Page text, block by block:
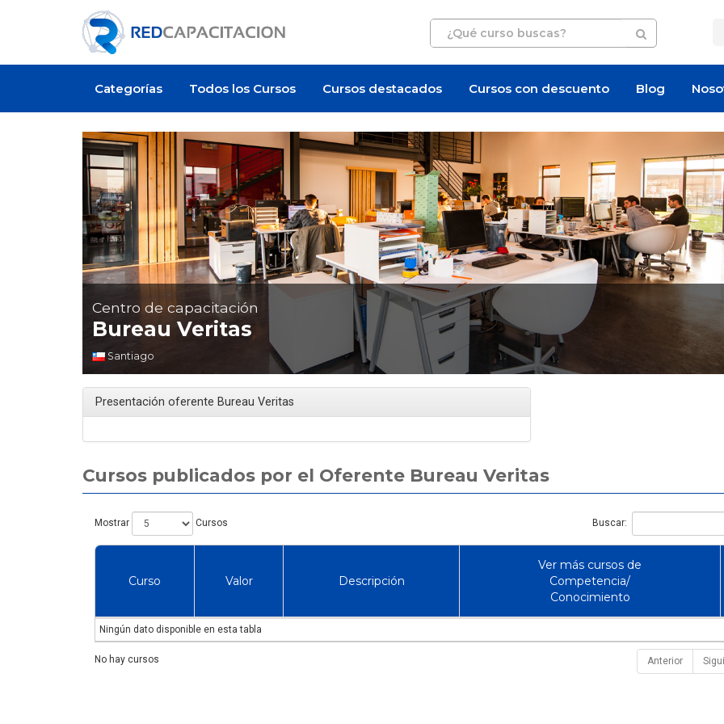
Categorías Todos los Cursos Cursos destacados Cursos con descuento Blog
Centro de capacitación
Bureau Veritas
Santiago
Presentación oferente Bureau Veritas
Cursos publicados por el Oferente Bureau Veritas
Mostrar Cursos Buscar:
Curso Valor Descripción
Ver más cursos de
Competencia/
Conocimiento
Ningún dato disponible en esta tabla
No hay cursos Anterior
Artículo